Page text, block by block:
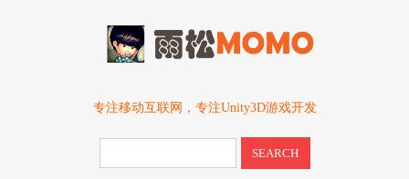
专注移动互联网，专注Unity3D游戏开发
SEARCH